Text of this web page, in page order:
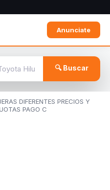
Anunciate
🔍 Buscar
DIFERENTES PRECIOS Y
PAGO C